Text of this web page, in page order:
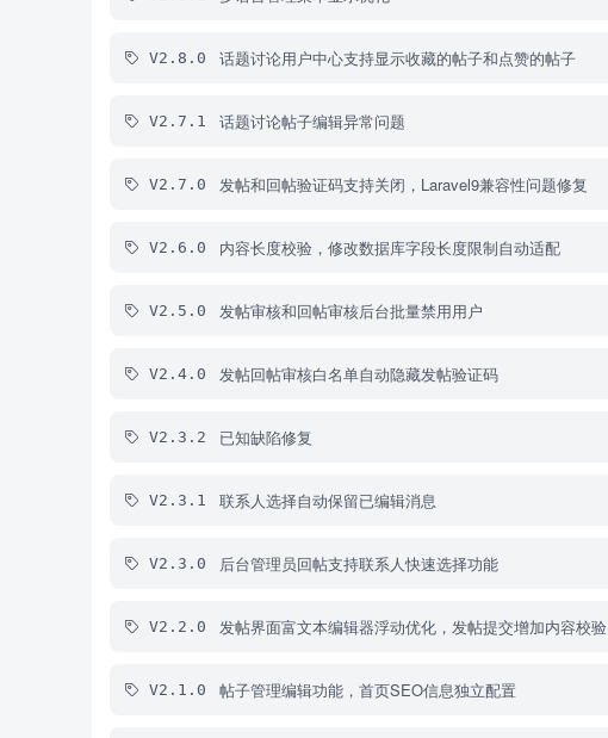
V2.8.0 话题讨论用户中心支持显示收藏的帖子和点赞的帖子
V2.7.1 话题讨论帖子编辑异常问题
V2.7.0 发帖和回帖验证码支持关闭，Laravel9兼容性问题修复
V2.6.0 内容长度校验，修改数据库字段长度限制自动适配
V2.5.0 发帖审核和回帖审核后台批量禁用用户
V2.4.0 发帖回帖审核白名单自动隐藏发帖验证码
V2.3.2 已知缺陷修复
V2.3.1 联系人选择自动保留已编辑消息
V2.3.0 后台管理员回帖支持联系人快速选择功能
V2.2.0 发帖界面富文本编辑器浮动优化，发帖提交增加内容校验
V2.1.0 帖子管理编辑功能，首页SEO信息独立配置